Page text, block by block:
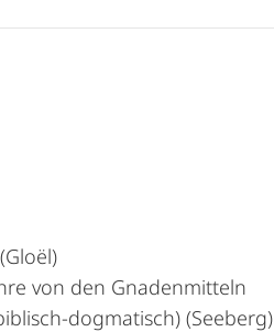
von den Gnadenmitteln
dogmatisch) (Seeberg)